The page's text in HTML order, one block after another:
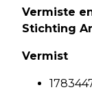
Vermiste
Stichting
Vermist